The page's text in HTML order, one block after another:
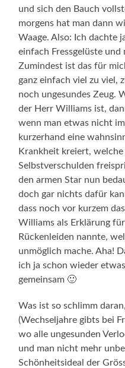
und sich den Bauch
morgens hat man dann
Waage. Also: Ich dachte
einfach Fressgelüste
Zumindest ist das für
ganz einfach viel zu viel,
noch ungesundes Zeug.
der Herr Williams ist,
wenn man etwas nicht
kurzerhand eine
Krankheit kreiert,
Selbstverschulden
den armen Star nun
doch gar nichts dafür
dass noch vor kurzem
Williams als Erklärung
Rückenleiden nannte,
unmöglich mache. Aha!
ich ja schon wieder
gemeinsam 🙂
Was ist so schlimm
(Wechseljahre gibts bei
wo alle ungesunden
und man nicht mehr
Schönheitsideal der